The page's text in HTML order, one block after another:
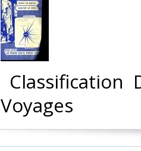
Classification
Voyages‎